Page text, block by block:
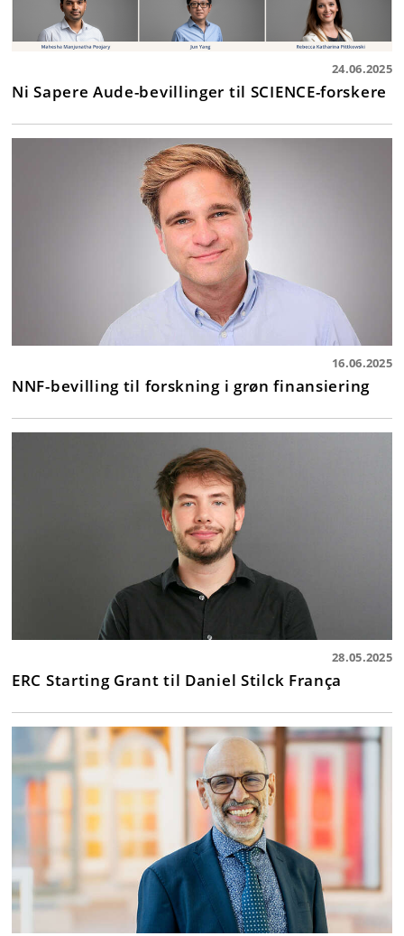
24.06.2025
Ni Sapere Aude-bevillinger til SCIENCE-forskere
16.06.2025
NNF-bevilling til forskning i grøn finansiering
28.05.2025
ERC Starting Grant til Daniel Stilck França